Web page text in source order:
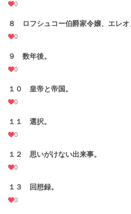
0
８ ロフシュコー伯爵家令嬢、エレオ
0
９ 数年後。
0
１０ 皇帝と帝国。
0
１１ 選択。
0
１２ 思いがけない出来事。
0
１３ 回想録。
0